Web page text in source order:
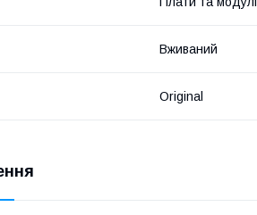
Вживаний
Original